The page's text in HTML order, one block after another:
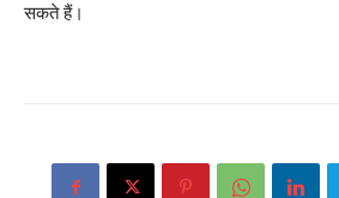
सकते हैं।